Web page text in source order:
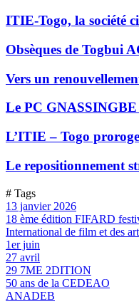
ITIE-Togo, la société
Obsèques de Togbui
Vers un
Le PC GNASSINGBE
L’ITIE – Togo
Le repositionnement
# Tags
13 janvier 2026
18 ème édition FIFARD
International de film et des
1er juin
27 avril
29 7ME 2DITION
50 ans de la CEDEAO
ANADEB